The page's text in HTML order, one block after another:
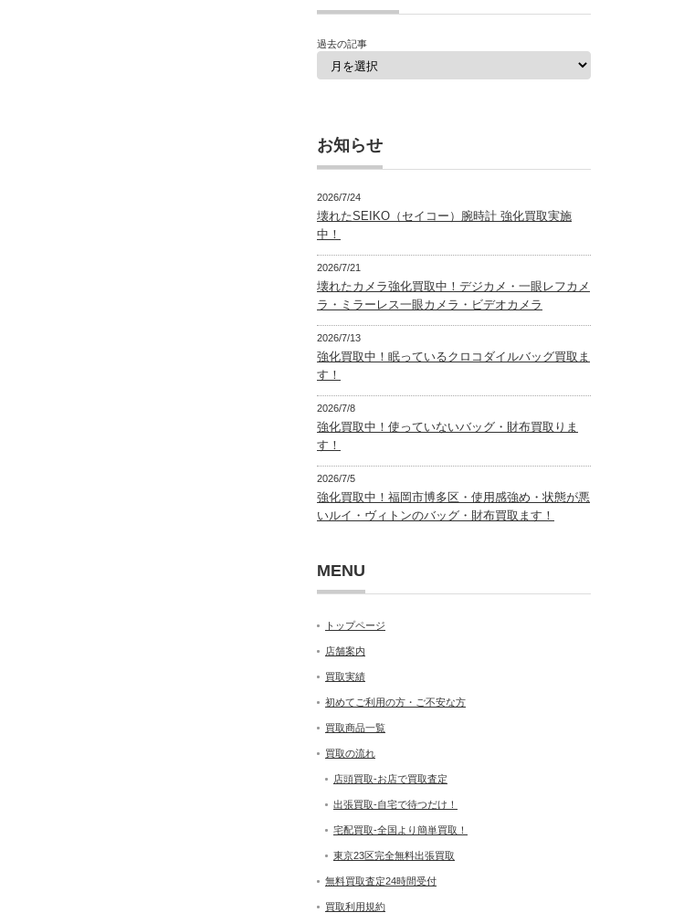
過去の記事
お知らせ
2026/7/24
壊れたSEIKO（セイコー）腕時計 強化買取実施
中！
2026/7/21
壊れたカメラ強化買取中！デジカメ・一眼レフカメ
ラ・ミラーレス一眼カメラ・ビデオカメラ
2026/7/13
強化買取中！眠っているクロコダイルバッグ買取ま
す！
2026/7/8
強化買取中！使っていないバッグ・財布買取りま
す！
2026/7/5
強化買取中！福岡市博多区・使用感強め・状態が悪
いルイ・ヴィトンのバッグ・財布買取ます！
MENU
トップページ
店舗案内
買取実績
初めてご利用の方・ご不安な方
買取商品一覧
買取の流れ
店頭買取-お店で買取査定
出張買取-自宅で待つだけ！
宅配買取-全国より簡単買取！
東京23区完全無料出張買取
無料買取査定24時間受付
買取利用規約